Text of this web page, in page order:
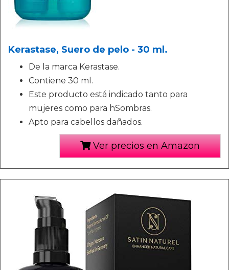
Kerastase, Suero de pelo - 30 ml.
De la marca Kerastase.
Contiene 30 ml.
Este producto está indicado tanto para
mujeres como para hSombras.
Apto para cabellos dañados.
Ver precios en Amazon